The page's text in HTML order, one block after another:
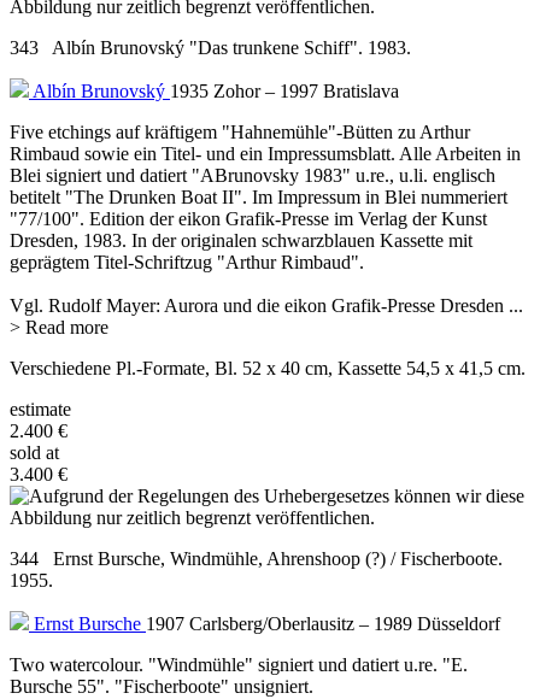
343 Albín Brunovský "Das trunkene Schiff". 1983.
Albín Brunovský 1935 Zohor – 1997 Bratislava
Five etchings auf kräftigem "Hahnemühle"-Bütten zu Arthur
Rimbaud sowie ein Titel- und ein Impressumsblatt. Alle Arbeiten in
Blei signiert und datiert "ABrunovsky 1983" u.re., u.li. englisch
betitelt "The Drunken Boat II". Im Impressum in Blei nummeriert
"77/100". Edition der eikon Grafik-Presse im Verlag der Kunst
Dresden, 1983. In der originalen schwarzblauen Kassette mit
geprägtem Titel-Schriftzug "Arthur Rimbaud".
Vgl. Rudolf Mayer: Aurora und die eikon Grafik-Presse Dresden ...
> Read more
Verschiedene Pl.-Formate, Bl. 52 x 40 cm, Kassette 54,5 x 41,5 cm.
estimate
2.400 €
sold at
3.400 €
344 Ernst Bursche, Windmühle, Ahrenshoop (?) / Fischerboote.
1955.
Ernst Bursche 1907 Carlsberg/Oberlausitz – 1989 Düsseldorf
Two watercolour. "Windmühle" signiert und datiert u.re. "E.
Bursche 55". "Fischerboote" unsigniert.